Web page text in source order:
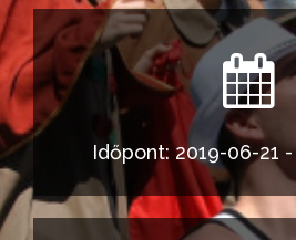
Időpont: 2019-06-21